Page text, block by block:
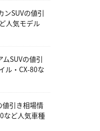
ンSUVの値引
人気モデル
SUVの値引
ル・CX-80な
値引き相場情
など人気車種